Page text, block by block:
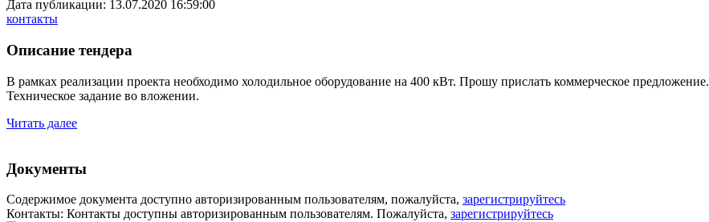
Дата публикации: 13.07.2020 16:59:00
контакты
Описание тендера
В рамках реализации проекта необходимо холодильное оборудование на 400 кВт. Прошу прислать коммерческое предложение.
Техническое задание во вложении.
Читать далее
Документы
Содержимое документа доступно авторизированным пользователям, пожалуйста, зарегистрируйтесь
Контакты: Контакты доступны авторизированным пользователям. Пожалуйста, зарегистрируйтесь